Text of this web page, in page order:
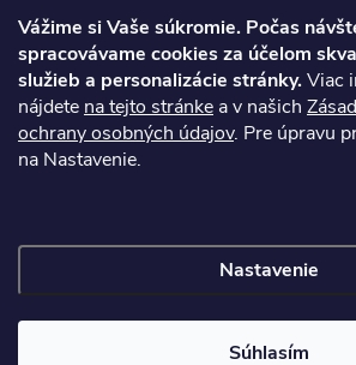
Vážime si Vaše súkromie. Počas
spracovávame cookies za účelom
služieb a personalizácie stránky.Viac
nájdete na tejto stránke a v našich
ochrany osobných údajov. Pre úpravu
na Nastavenie.
Nastavenie
Súhlasím
Aktuálne ceny
platné od : 8/8/
Copyright 2026NAJ.SK. Všetky